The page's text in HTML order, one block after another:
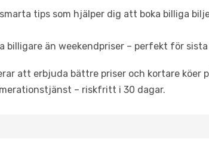
tips som hjälper dig att boka billiga
billigare än weekendpriser – perfekt för
att erbjuda bättre priser och kortare köer
– riskfritt i 30 dagar.